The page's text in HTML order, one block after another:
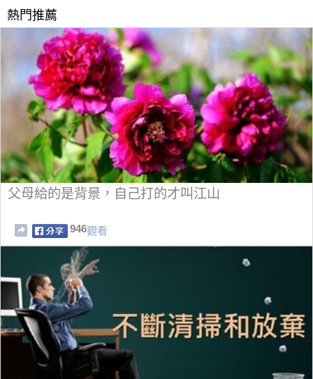
熱門推薦
父母給的是背景，自己打的才叫江山
946觀看